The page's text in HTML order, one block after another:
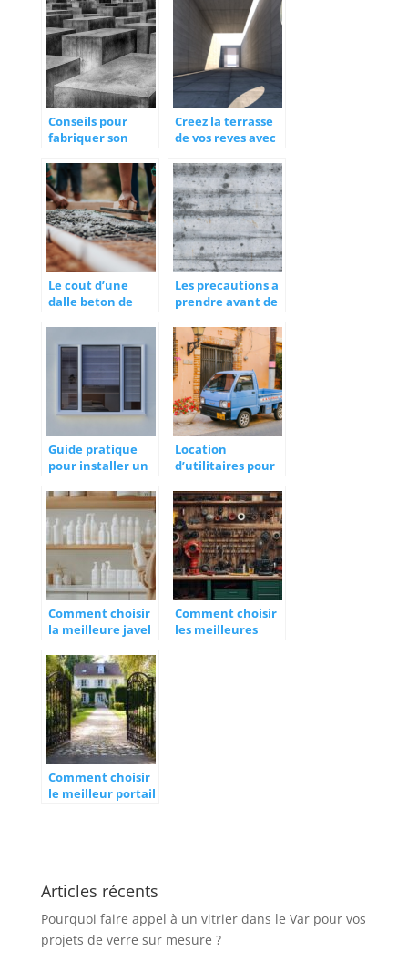
et avantages
realisation des
gros œuvres
Conseils pour
fabriquer son
Creez la terrasse
de vos reves avec
Le cout d’une
dalle beton de
Les precautions a
prendre avant de
porteur
Guide pratique
pour installer un
fenetre
Location
d’utilitaires pour
vos matériaux :
une solution
optimale
Comment choisir
la meilleure javel
pour un
nettoyage
efficace
Comment choisir
les meilleures
Comment choisir
le meilleur portail
Articles récents
Pourquoi faire appel à un vitrier dans le Var pour vos
projets de verre sur mesure ?